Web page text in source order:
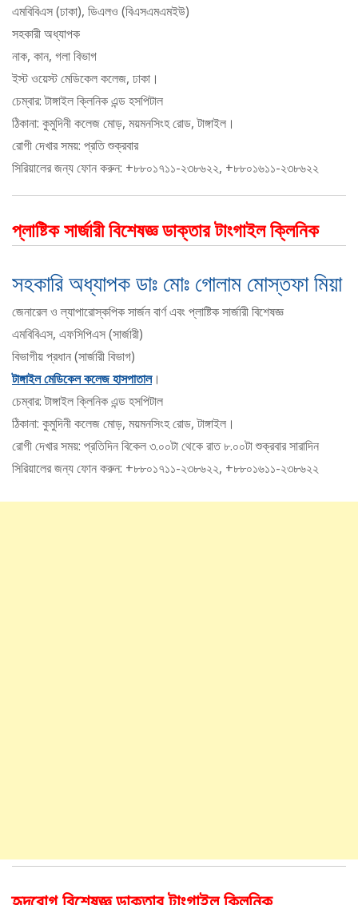
এমবিবিএস (ঢাকা), ডিএলও (বিএসএমএমইউ)
সহকারী অধ্যাপক
নাক, কান, গলা বিভাগ
ইস্ট ওয়েস্ট মেডিকেল কলেজ, ঢাকা।
চেম্বার: টাঙ্গাইল ক্লিনিক এন্ড হসপিটাল
ঠিকানা: কুমুদিনী কলেজ মোড়, ময়মনসিংহ রোড, টাঙ্গাইল।
রোগী দেখার সময়: প্রতি শুক্রবার
সিরিয়ালের জন্য ফোন করুন: +৮৮০১৭১১-২৩৮৬২২, +৮৮০১৬১১-২৩৮৬২২
প্লাষ্টিক সার্জারী বিশেষজ্ঞ ডাক্তার টাংগাইল ক্লিনিক
সহকারি অধ্যাপক ডাঃ মোঃ গোলাম মোস্তফা মিয়া
জেনারেল ও ল্যাপারোস্কপিক সার্জন বার্ণ এবং প্লাষ্টিক সার্জারী বিশেষজ্ঞ
এমবিবিএস, এফসিপিএস (সার্জারী)
বিভাগীয় প্রধান (সার্জারী বিভাগ)
টাঙ্গাইল মেডিকেল কলেজ হাসপাতাল।
চেম্বার: টাঙ্গাইল ক্লিনিক এন্ড হসপিটাল
ঠিকানা: কুমুদিনী কলেজ মোড়, ময়মনসিংহ রোড, টাঙ্গাইল।
রোগী দেখার সময়: প্রতিদিন বিকেল ৩.০০টা থেকে রাত ৮.০০টা শুক্রবার সারাদিন
সিরিয়ালের জন্য ফোন করুন: +৮৮০১৭১১-২৩৮৬২২, +৮৮০১৬১১-২৩৮৬২২